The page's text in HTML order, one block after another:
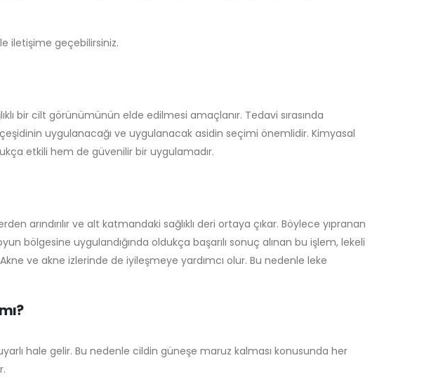
iletişime geçebilirsiniz.
bir cilt görünümünün elde edilmesi amaçlanır. Tedavi sırasında
uygulanacağı ve uygulanacak asidin seçimi önemlidir. Kimyasal
etkili hem de güvenilir bir uygulamadır.
arındırılır ve alt katmandaki sağlıklı deri ortaya çıkar. Böylece yıpranan
bölgesine uygulandığında oldukça başarılı sonuç alınan bu işlem, lekeli
ve akne izlerinde de iyileşmeye yardımcı olur. Bu nedenle leke
hale gelir. Bu nedenle cildin güneşe maruz kalması konusunda her